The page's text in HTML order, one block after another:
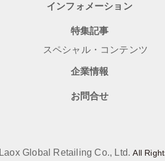
インフォメーション
特集記事
スペシャル・コンテンツ
企業情報
お問合せ
Laox Global Retailing Co., Ltd. All